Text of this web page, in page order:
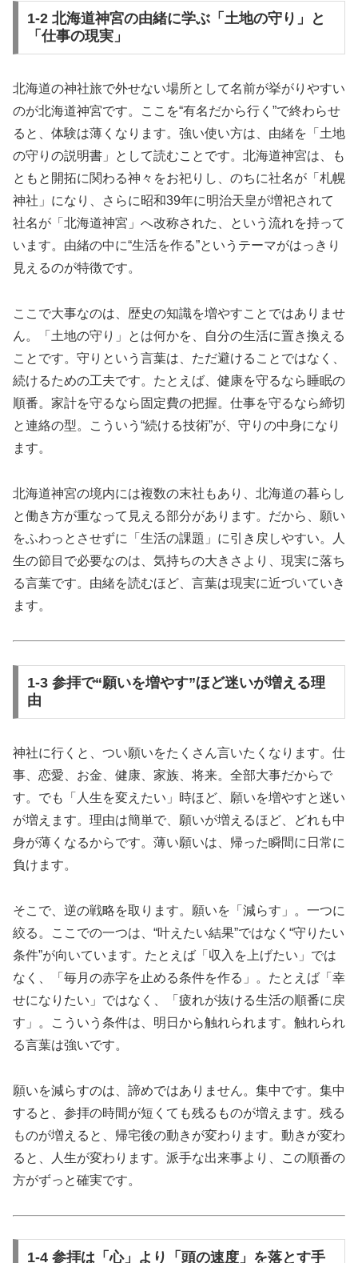
1-2 北海道神宮の由緒に学ぶ「土地の守り」と
「仕事の現実」
北海道の神社旅で外せない場所として名前が挙がりやすい
のが北海道神宮です。ここを“有名だから行く”で終わらせ
ると、体験は薄くなります。強い使い方は、由緒を「土地
の守りの説明書」として読むことです。北海道神宮は、も
ともと開拓に関わる神々をお祀りし、のちに社名が「札幌
神社」になり、さらに昭和39年に明治天皇が増祀されて
社名が「北海道神宮」へ改称された、という流れを持って
います。由緒の中に“生活を作る”というテーマがはっきり
見えるのが特徴です。
ここで大事なのは、歴史の知識を増やすことではありませ
ん。「土地の守り」とは何かを、自分の生活に置き換える
ことです。守りという言葉は、ただ避けることではなく、
続けるための工夫です。たとえば、健康を守るなら睡眠の
順番。家計を守るなら固定費の把握。仕事を守るなら締切
と連絡の型。こういう“続ける技術”が、守りの中身になり
ます。
北海道神宮の境内には複数の末社もあり、北海道の暮らし
と働き方が重なって見える部分があります。だから、願い
をふわっとさせずに「生活の課題」に引き戻しやすい。人
生の節目で必要なのは、気持ちの大きさより、現実に落ち
る言葉です。由緒を読むほど、言葉は現実に近づいていき
ます。
1-3 参拝で“願いを増やす”ほど迷いが増える理
由
神社に行くと、つい願いをたくさん言いたくなります。仕
事、恋愛、お金、健康、家族、将来。全部大事だからで
す。でも「人生を変えたい」時ほど、願いを増やすと迷い
が増えます。理由は簡単で、願いが増えるほど、どれも中
身が薄くなるからです。薄い願いは、帰った瞬間に日常に
負けます。
そこで、逆の戦略を取ります。願いを「減らす」。一つに
絞る。ここでの一つは、“叶えたい結果”ではなく“守りたい
条件”が向いています。たとえば「収入を上げたい」では
なく、「毎月の赤字を止める条件を作る」。たとえば「幸
せになりたい」ではなく、「疲れが抜ける生活の順番に戻
す」。こういう条件は、明日から触れられます。触れられ
る言葉は強いです。
願いを減らすのは、諦めではありません。集中です。集中
すると、参拝の時間が短くても残るものが増えます。残る
ものが増えると、帰宅後の動きが変わります。動きが変わ
ると、人生が変わります。派手な出来事より、この順番の
方がずっと確実です。
1-4 参拝は「心」より「頭の速度」を落とす手